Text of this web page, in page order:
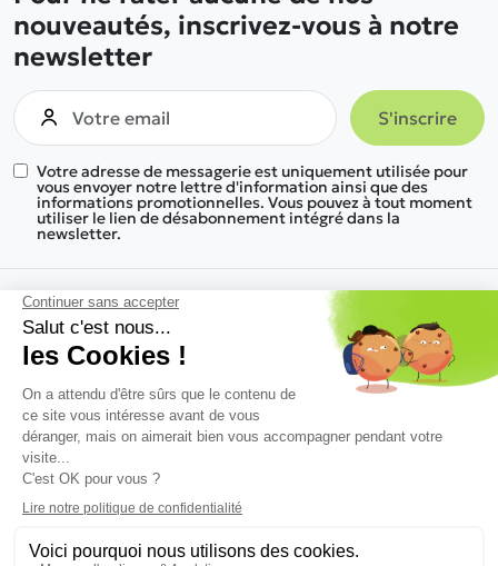
nouveautés, inscrivez-vous à notre
newsletter
Votre adresse de messagerie est uniquement utilisée pour
vous envoyer notre lettre d'information ainsi que des
informations promotionnelles. Vous pouvez à tout moment
utiliser le lien de désabonnement intégré dans la
newsletter.
Nous trouver
Nos gammes de produits
Informations
Une réponse à tous vos besoins
Nous découvrir
© 2026 Kosymob - Tous droits réservés